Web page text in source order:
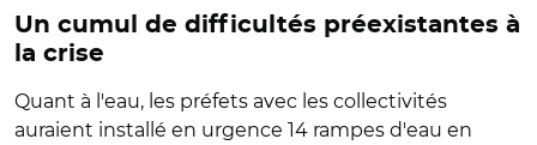
Un cumul de difficultés préexistantes à
la crise
Quant à l'eau, les préfets avec les collectivités
auraient installé en urgence 14 rampes d'eau en